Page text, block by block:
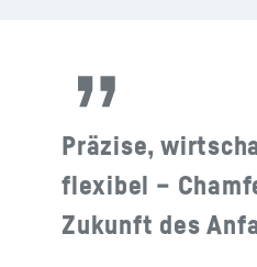
Präzise,
flexibel –
Zukunft des